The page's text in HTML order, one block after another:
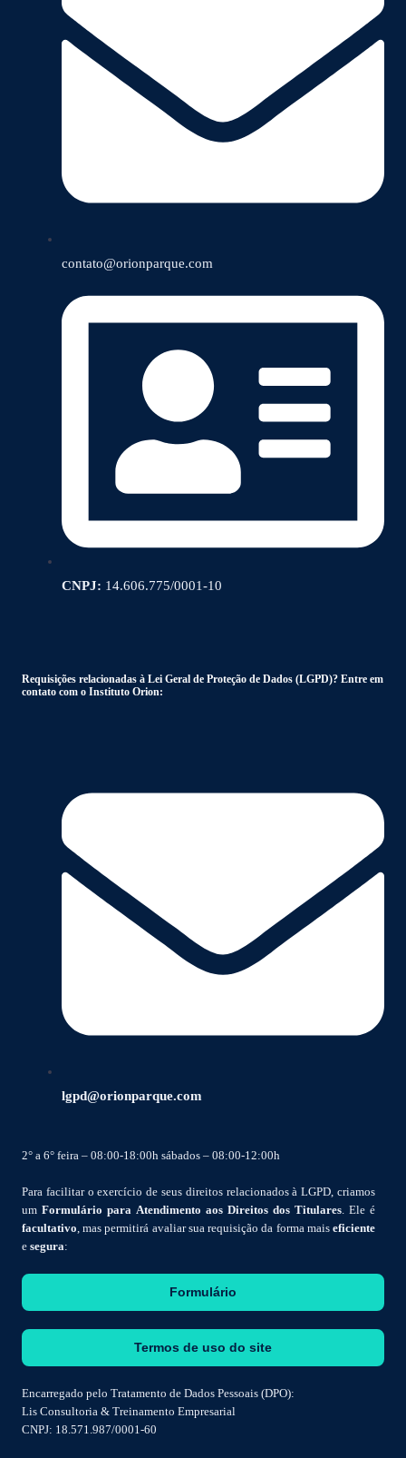
contato@orionparque.com
CNPJ: 14.606.775/0001-10
Requisições relacionadas à Lei Geral de Proteção de Dados (LGPD)? Entre em
contato com o Instituto Orion:
lgpd@orionparque.com
2° a 6° feira – 08:00-18:00h sábados – 08:00-12:00h
Para facilitar o exercício de seus direitos relacionados à LGPD, criamos
um Formulário para Atendimento aos Direitos dos Titulares. Ele é
facultativo, mas permitirá avaliar sua requisição da forma mais eficiente
e segura:
Formulário
Termos de uso do site
Encarregado pelo Tratamento de Dados Pessoais (DPO):
Lis Consultoria & Treinamento Empresarial
CNPJ: 18.571.987/0001-60